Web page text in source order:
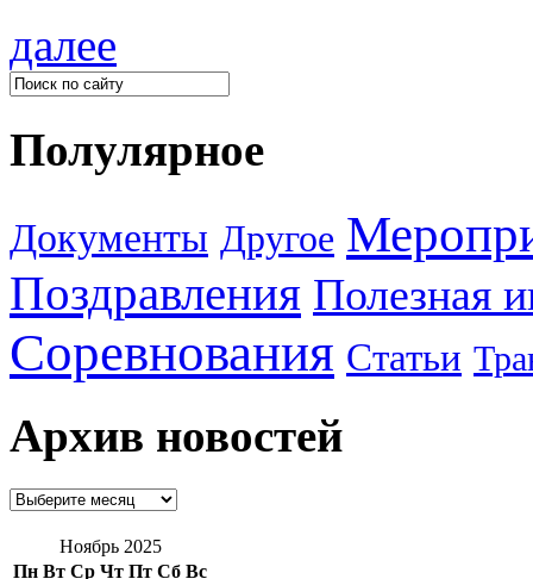
далее
Полулярное
Документы Другое
Поздравления Полезная
Соревнования Статьи
Архив новостей
Ноябрь 2025
Пн Вт Ср Чт Пт Сб Вс